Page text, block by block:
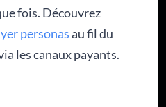
fois. Découvrez
personasau fil du
les canaux payants.